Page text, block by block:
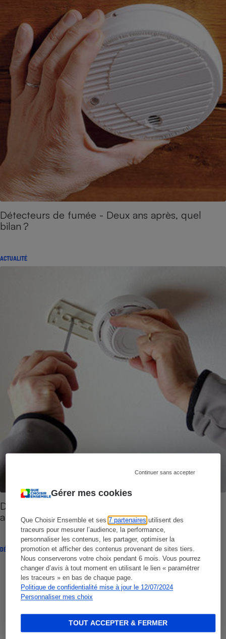
Gérer mes cookies
Que Choisir Ensemble et ses7 partenaires utilisent des
traceurs pour mesurer l’audience, la performance,
personnaliser les contenus, les partager, optimiser la
promotion et afficher des contenus provenant de sites tiers.
Nous conserverons votre choix pendant 6 mois. Vous pourrez
changer d’avis à tout moment en utilisant le lien « paramétrer
les traceurs » en bas de chaque page.
Politique de confidentialité mise à jour le 12/07/2024
Personnaliser mes choix
Continuer sans accepter
TOUT ACCEPTER & FERMER
Détecteurs de fumée - Deux ans après, quel
bilan ?
ACTUALITÉ
Détecteur de fumée - L’obligation c’est
aujourd’hui !
DÉCRYPTAGE